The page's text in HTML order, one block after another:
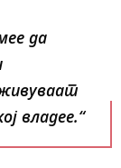
да
владее.“